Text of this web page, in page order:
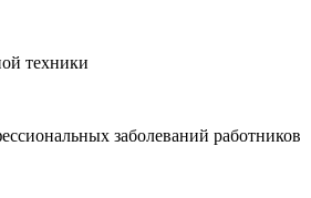
техники
заболеваний работников